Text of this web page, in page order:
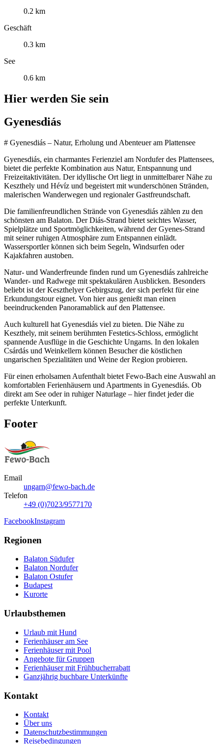
0.2 km
Geschäft
0.3 km
See
0.6 km
Hier werden Sie sein
Gyenesdiás
# Gyenesdiás – Natur, Erholung und Abenteuer am Plattensee
Gyenesdiás, ein charmantes Ferienziel am Nordufer des Plattensees,
bietet die perfekte Kombination aus Natur, Entspannung und
Freizeitaktivitäten. Der idyllische Ort liegt in unmittelbarer Nähe zu
Keszthely und Hévíz und begeistert mit wunderschönen Stränden,
malerischen Wanderwegen und regionaler Gastfreundschaft.
Die familienfreundlichen Strände von Gyenesdiás zählen zu den
schönsten am Balaton. Der Diás-Strand bietet seichtes Wasser,
Spielplätze und Sportmöglichkeiten, während der Gyenes-Strand
mit seiner ruhigen Atmosphäre zum Entspannen einlädt.
Wassersportler können sich beim Segeln, Windsurfen oder
Kajakfahren austoben.
Natur- und Wanderfreunde finden rund um Gyenesdiás zahlreiche
Wander- und Radwege mit spektakulären Ausblicken. Besonders
beliebt ist der Keszthelyer Gebirgszug, der sich perfekt für eine
Erkundungstour eignet. Von hier aus genießt man einen
beeindruckenden Panoramablick auf den Plattensee.
Auch kulturell hat Gyenesdiás viel zu bieten. Die Nähe zu
Keszthely, mit seinem berühmten Festetics-Schloss, ermöglicht
spannende Ausflüge in die Geschichte Ungarns. In den lokalen
Csárdás und Weinkellern können Besucher die köstlichen
ungarischen Spezialitäten und Weine der Region probieren.
Für einen erholsamen Aufenthalt bietet Fewo-Bach eine Auswahl an
komfortablen Ferienhäusern und Apartments in Gyenesdiás. Ob
direkt am See oder in ruhiger Naturlage – hier findet jeder die
perfekte Unterkunft.
Footer
Email
ungarn@fewo-bach.de
Telefon
+49 (0)7023/9577170
FacebookInstagram
Regionen
Balaton Südufer
Balaton Nordufer
Balaton Ostufer
Budapest
Kurorte
Urlaubsthemen
Urlaub mit Hund
Ferienhäuser am See
Ferienhäuser mit Pool
Angebote für Gruppen
Ferienhäuser mit Frühbucherrabatt
Ganzjährig buchbare Unterkünfte
Kontakt
Kontakt
Über uns
Datenschutzbestimmungen
Reisebedingungen